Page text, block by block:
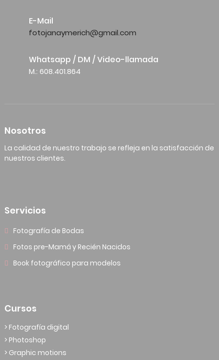
E-Mail
fotojanaymerich@gmail.com
Whatsapp / DM / Video-llamada
M.: 608.401.864
Nosotros
La calidad de nuestro trabajo se refleja en la satisfacción de
nuestros clientes.
Servicios
Fotografía de Bodas
Fotos pre-Mamá y Recién Nacidos
Book fotográfico para modelos
Cursos
> Fotografía digital
> Photoshop
> Graphic motions